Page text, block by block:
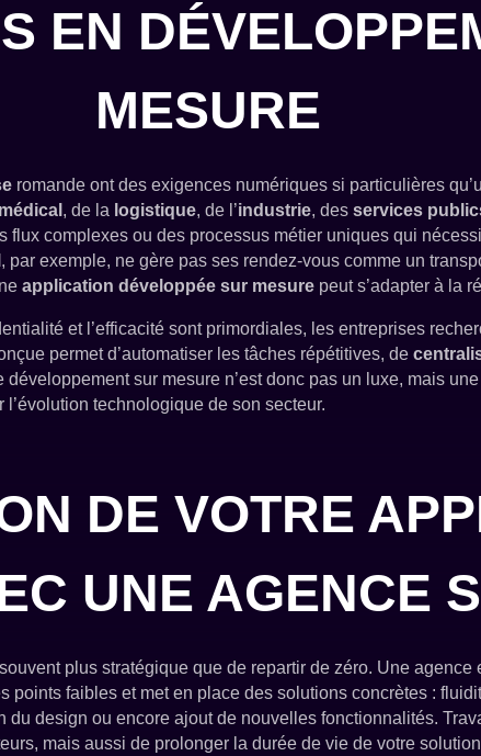
EN
MESURE
romande ont des exigences numériques si particulières
, de la logistique, de l’industrie, desservices
complexes ou des processus métier uniques qui
, par exemple, ne gère pas ses rendez-vous comme un
application développée sur mesure peut s’adapter à la
et l’efficacité sont primordiales, les entreprises
permet d’automatiser les tâches répétitives, de
sur mesure n’est donc pas un luxe, mais
technologique de son secteur.
DE VOTRE
UNE AGENCE
plus stratégique que de repartir de zéro. Une agence
points faibles et met en place des solutions concrètes :
du design ou encore ajout de nouvelles fonctionnalités.
mais aussi de prolonger la durée de vie de votre